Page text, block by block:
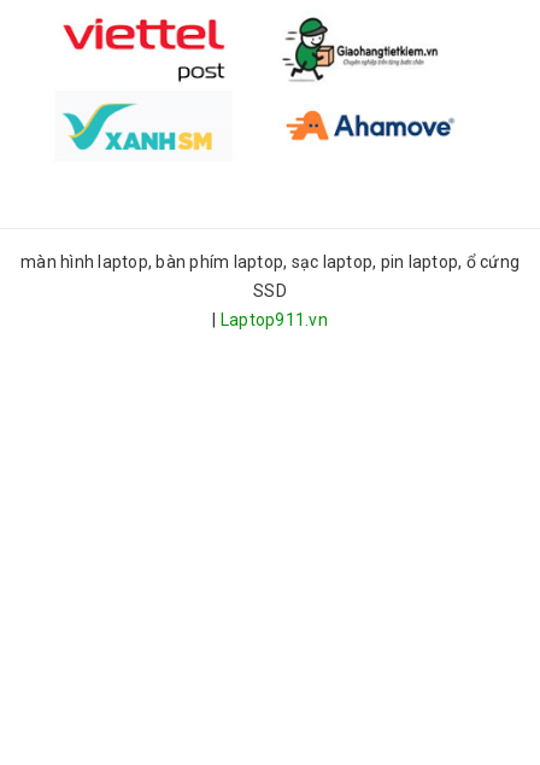
màn hình laptop, bàn phím laptop, sạc laptop, pin laptop, ổ cứng
SSD
Laptop911.vn